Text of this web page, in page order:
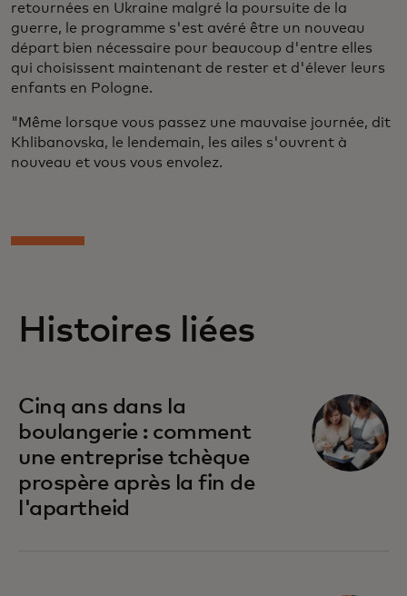
retournées en Ukraine malgré la poursuite de la
guerre, le programme s'est avéré être un nouveau
départ bien nécessaire pour beaucoup d'entre elles
qui choisissent maintenant de rester et d'élever leurs
enfants en Pologne.
"Même lorsque vous passez une mauvaise journée, dit
Khlibanovska, le lendemain, les ailes s'ouvrent à
nouveau et vous vous envolez.
Histoires liées
Cinq ans dans la
boulangerie : comment
une entreprise tchèque
prospère après la fin de
l'apartheid